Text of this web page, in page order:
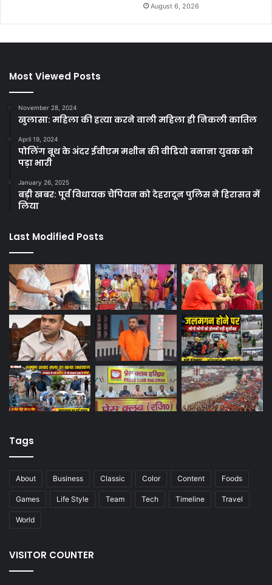
August 6, 2026
Most Viewed Posts
November 28, 2024
खुलासा: महिला की हत्या करने वाली महिला ही निकली कातिल
April 19, 2024
पोलिंग बूथ के अंदर ईवीएम मशीन की वीडियो बनाना युवक को
पड़ा भारी
January 26, 2025
बड़ी खबर: पूर्व विधायक चैंपियन को देहरादून पुलिस ने हिरासत में
लिया
Last Modified Posts
Tags
About Business Classic Color Content Foods
Games Life Style Team Tech Timeline Travel
World
VISITOR COUNTER